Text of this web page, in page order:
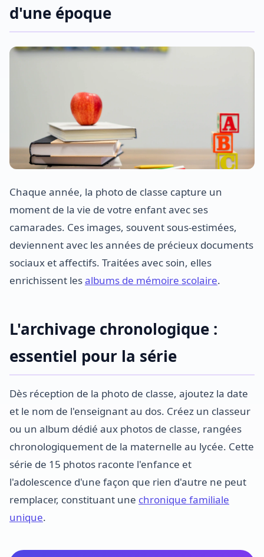
d'une époque
Chaque année, la photo de classe capture un
moment de la vie de votre enfant avec ses
camarades. Ces images, souvent sous-estimées,
deviennent avec les années de précieux documents
sociaux et affectifs. Traitées avec soin, elles
enrichissent lesalbums de mémoire scolaire.
L'archivage chronologique :
essentiel pour la série
Dès réception de la photo de classe, ajoutez la date
et le nom de l'enseignant au dos. Créez un classeur
ou un album dédié aux photos de classe, rangées
chronologiquement de la maternelle au lycée. Cette
série de 15 photos raconte l'enfance et
l'adolescence d'une façon que rien d'autre ne peut
remplacer, constituant une chronique familiale
unique.